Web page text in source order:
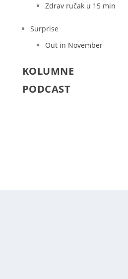
Zdrav ručak u 15 min
Surprise
Out in November
KOLUMNE
PODCAST